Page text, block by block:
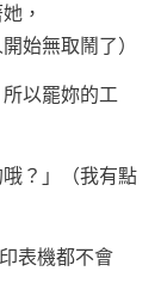
，
始無取鬧了）
以罷妳的工
哦？」（我有點
表機都不會